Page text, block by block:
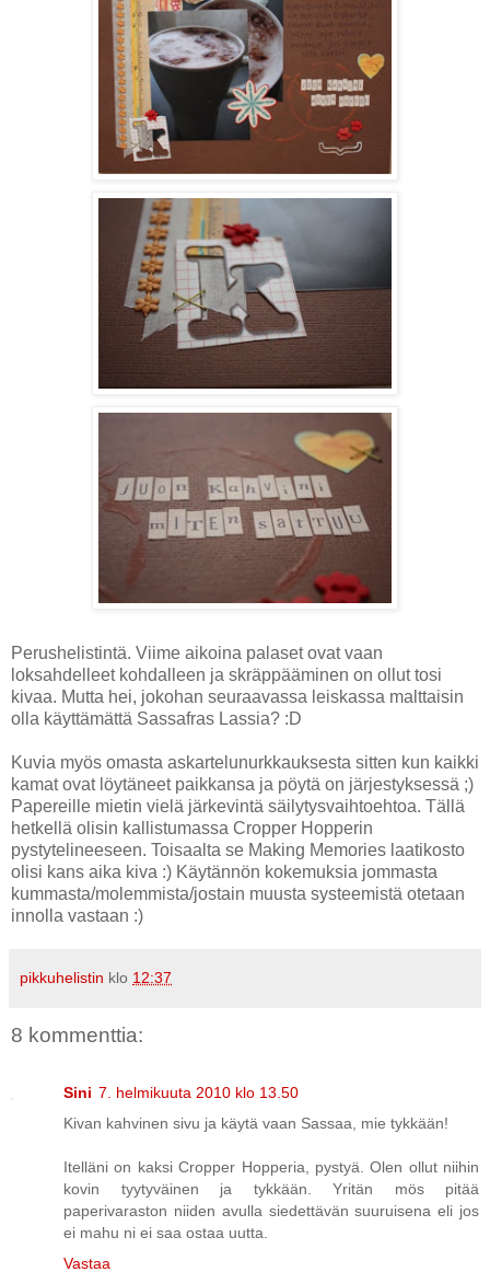
Perushelistintä. Viime aikoina palaset ovat vaan
loksahdelleet kohdalleen ja skräppääminen on ollut tosi
kivaa. Mutta hei, jokohan seuraavassa leiskassa malttaisin
olla käyttämättä Sassafras Lassia? :D
Kuvia myös omasta askartelunurkkauksesta sitten kun kaikki
kamat ovat löytäneet paikkansa ja pöytä on järjestyksessä ;)
Papereille mietin vielä järkevintä säilytysvaihtoehtoa. Tällä
hetkellä olisin kallistumassa Cropper Hopperin
pystytelineeseen. Toisaalta se Making Memories laatikosto
olisi kans aika kiva :) Käytännön kokemuksia jommasta
kummasta/molemmista/jostain muusta systeemistä otetaan
innolla vastaan :)
pikkuhelistin klo 12:37
8 kommenttia:
Sini 7. helmikuuta 2010 klo 13.50
Kivan kahvinen sivu ja käytä vaan Sassaa, mie tykkään!
Itelläni on kaksi Cropper Hopperia, pystyä. Olen ollut niihin
kovin tyytyväinen ja tykkään. Yritän mös pitää
paperivaraston niiden avulla siedettävän suuruisena eli jos
ei mahu ni ei saa ostaa uutta.
Vastaa